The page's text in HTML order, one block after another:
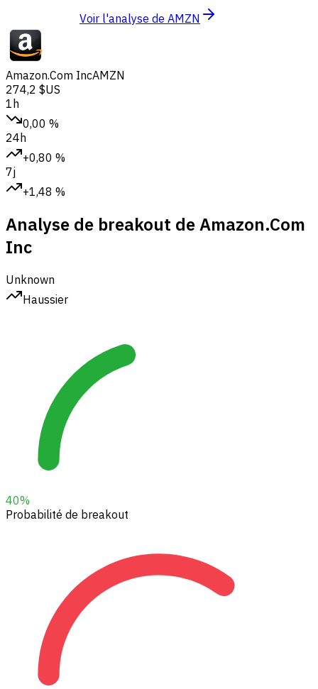
Voir l'analyse de AMZN
Amazon.Com IncAMZN
274,2 $US
1h
0,00 %
24h
+0,80 %
7j
+1,48 %
Analyse de breakout de Amazon.Com
Inc
Unknown
Haussier
40%
Probabilité de breakout